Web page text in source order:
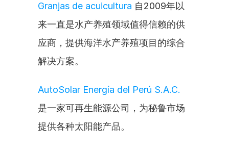
Granjas de acuicultura 自2009年以
来一直是水产养殖领域值得信赖的供
应商，提供海洋水产养殖项目的综合
解决方案。
AutoSolar Energía del Perú S.A.C.
是一家可再生能源公司，为秘鲁市场
提供各种太阳能产品。